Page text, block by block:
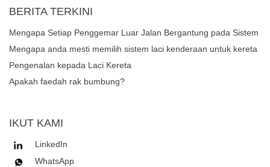
BERITA TERKINI
Mengapa Setiap Penggemar Luar Jalan Bergantung pada Sistem
Laci Kenderaan yang Teguh untuk Pengurusan Gear?
Mengapa anda mesti memilih sistem laci kenderaan untuk kereta
atau trak anda?
Pengenalan kepada Laci Kereta
Apakah faedah rak bumbung?
IKUT KAMI
LinkedIn
WhatsApp